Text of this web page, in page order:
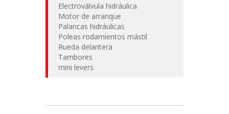
Electroválvula hidráulica
Motor de arranque
Palancas hidráulicas
Poleas rodamientos mástil
Rueda delantera
Tambores
mini levers